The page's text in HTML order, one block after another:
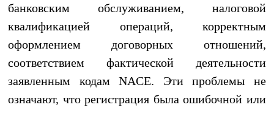
банковским обслуживанием, налоговой
квалификацией операций, корректным
оформлением договорных отношений,
соответствием фактической деятельности
заявленным кодам NACE. Эти проблемы не
означают, что регистрация была ошибочной или